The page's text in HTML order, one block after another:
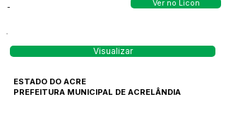
- Ver no Licon
Visualizar
ESTADO DO ACRE
PREFEITURA MUNICIPAL DE ACRELÂNDIA